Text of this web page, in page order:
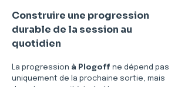
Construire une progression
durable de la session au
quotidien
La progression à Plogoff ne dépend pas
uniquement de la prochaine sortie, mais